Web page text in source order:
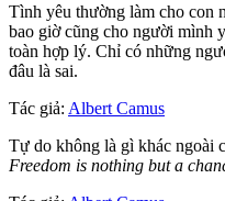
Tình yêu thường làm cho con
bao giờ cũng cho người mình
toàn hợp lý. Chỉ có những
đâu là sai.
Tác giả: Albert Camus
Tự do không là gì khác ngoài
Freedom is nothing but a